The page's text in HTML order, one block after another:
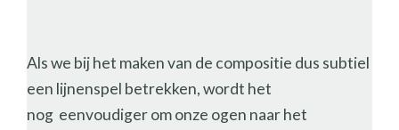
Als we bij het maken van de compositie dus subtiel
een lijnenspel betrekken, wordt het
nog eenvoudiger om onze ogen naar het